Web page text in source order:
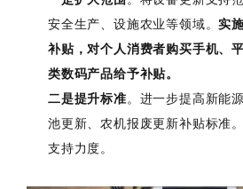
安全生产、设施农业等领域。实
补贴，对个人消费者购买手机、
类数码产品给予补贴。
二是提升标准。进一步提高新能
池更新、农机报废更新补贴标准
支持力度。